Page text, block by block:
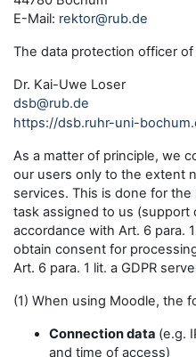
E-Mail: rektor@rub.de
The data protection officer
Dr. Kai-Uwe Loser
dsb@rub.de
https://dsb.ruhr-uni-
As a matter of principle, we
our users only to the extent
services. This is done for
task assigned to us (support
accordance with Art. 6 para.
obtain consent for
Art. 6 para. 1 lit. a GDPR
(1) When using Moodle, the
Connection data (e.g.
and time of access)